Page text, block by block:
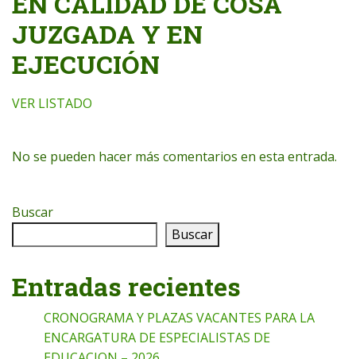
JUZGADA Y EN
EJECUCIÓN
VER LISTADO
No se pueden hacer más comentarios en esta entrada.
Buscar
Buscar
Entradas recientes
CRONOGRAMA Y PLAZAS VACANTES PARA LA
ENCARGATURA DE ESPECIALISTAS DE